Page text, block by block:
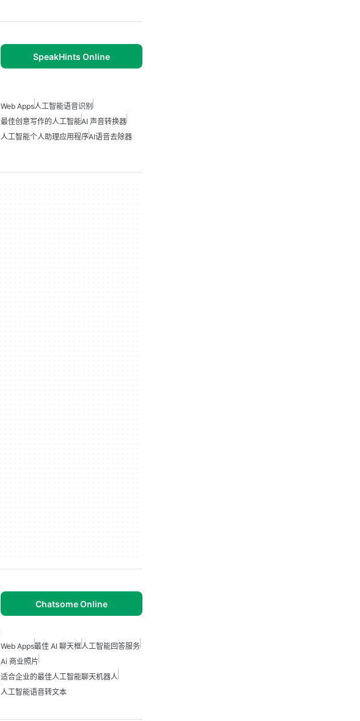
SpeakHints Online
Web Apps人工智能语音识别
最佳创意写作的人工智能AI 声音转换器
人工智能个人助理应用程序AI语音去除器
Chatsome Online
Web Apps最佳 AI 聊天框人工智能回答服务
Ai 商业照片
适合企业的最佳人工智能聊天机器人
人工智能语音转文本